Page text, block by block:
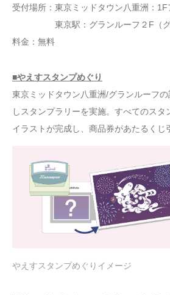
受付場所：東京ミッドタウン八重洲：1F
東京駅：グランルーフ２F（グラ
料金：無料
■やえすスタンプめぐり
東京ミッドタウン八重洲/グランルーフ
しスタンプラリーを実施。すべてのスタ
イラストが完成し、商品券があたるくじ
やえすスタンプめぐりイメージ